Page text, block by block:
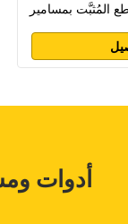
المُثبَّت بمسامير
أدوات